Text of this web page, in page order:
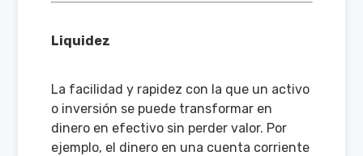
Liquidez
La facilidad y rapidez con la que un activo
o inversión se puede transformar en
dinero en efectivo sin perder valor. Por
ejemplo, el dinero en una cuenta corriente